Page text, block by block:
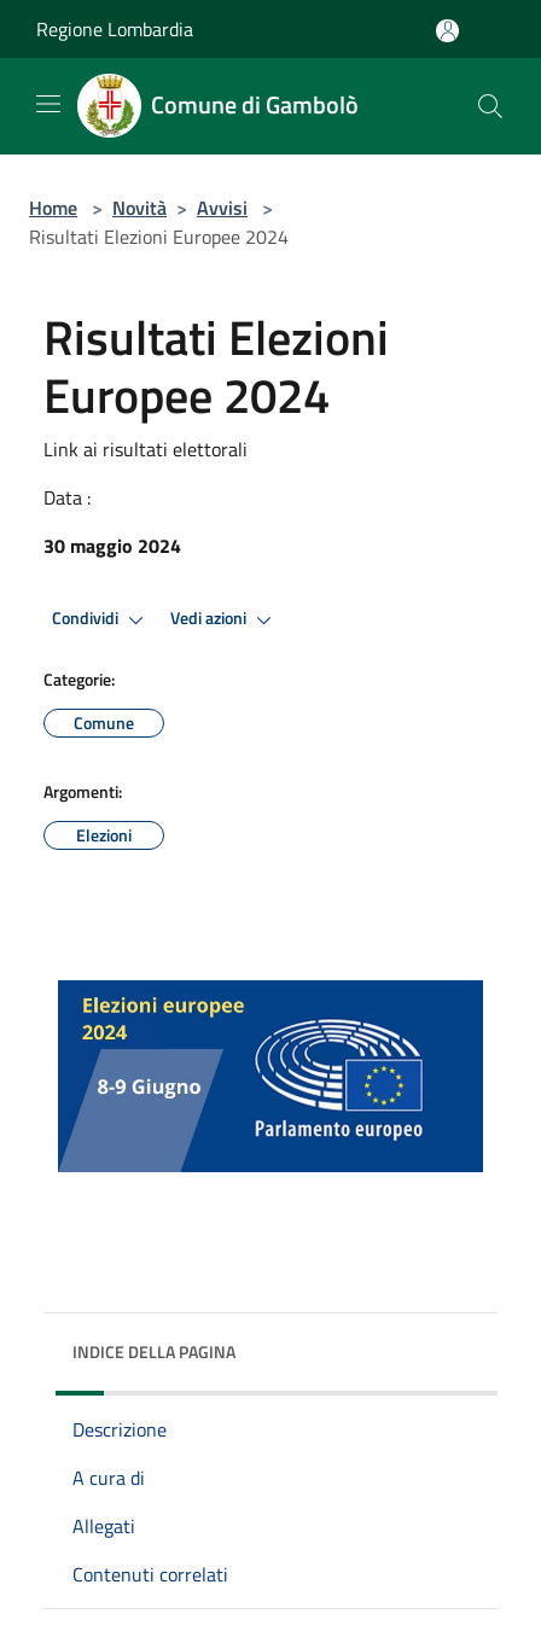
Regione Lombardia
Comune di Gambolò
Home > Novità > Avvisi >
Risultati Elezioni Europee 2024
Risultati Elezioni
Europee 2024
Link ai risultati elettorali
Data :
30 maggio 2024
Condividi Vedi azioni
Categorie:
Comune
Argomenti:
Elezioni
INDICE DELLA PAGINA
Descrizione
A cura di
Allegati
Contenuti correlati